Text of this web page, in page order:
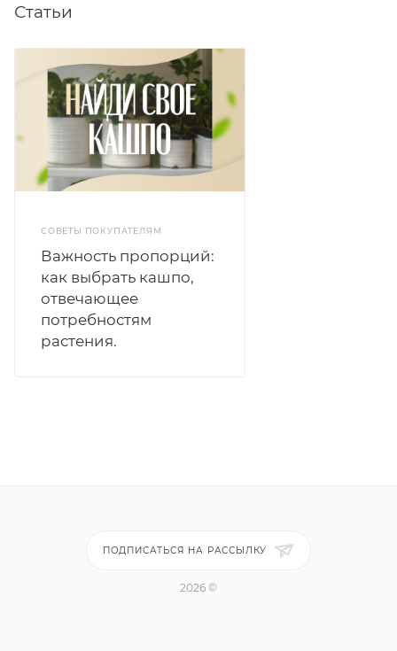
Статьи
СОВЕТЫ ПОКУПАТЕЛЯМ
Важность пропорций:
как выбрать кашпо,
отвечающее
потребностям
растения.
ПОДПИСАТЬСЯ НА РАССЫЛКУ
2026 ©